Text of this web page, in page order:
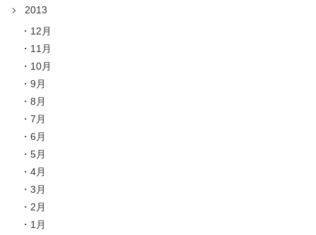
2013
12月
11月
10月
9月
8月
7月
6月
5月
4月
3月
2月
1月